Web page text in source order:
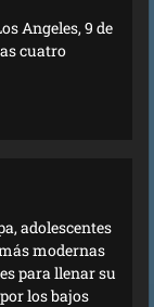
9 de
cuatro
adolescentes
modernas
para llenar su
los bajos